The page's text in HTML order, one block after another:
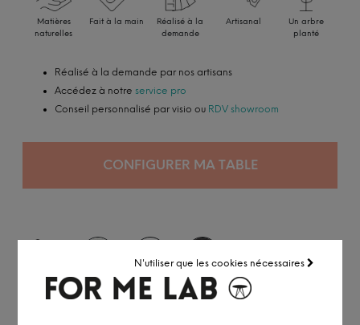
N'utiliser que les cookies nécessaires
Matières
naturelles
Fait à la main
Réalisé à la
demande
Artisanal
Un arbre
planté
Réalisé à la demande par nos artisans
Accédez à notre service pro
Conseil personnalisé par visio ou RDV showroom
CONFIGURER MA TABLE